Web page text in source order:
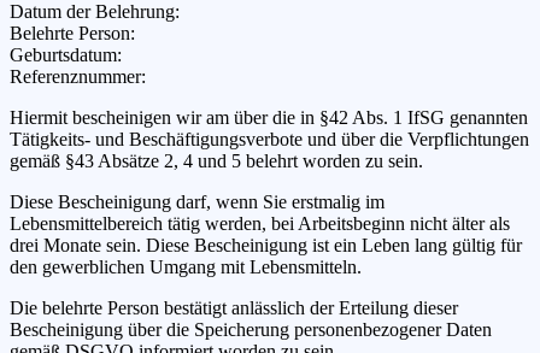
Datum der Belehrung:
Belehrte Person:
Geburtsdatum:
Referenznummer:
Hiermit bescheinigen wiram über die in §42 Abs. 1 IfSG genannten
Tätigkeits- und Beschäftigungsverbote und über die Verpflichtungen
gemäß §43 Absätze 2, 4 und 5 belehrt worden zu sein.
Diese Bescheinigung darf, wenn Sie erstmalig im
Lebensmittelbereich tätig werden, bei Arbeitsbeginn nicht älter als
drei Monate sein. Diese Bescheinigung ist ein Leben lang gültig für
den gewerblichen Umgang mit Lebensmitteln.
Die belehrte Person bestätigt anlässlich der Erteilung dieser
Bescheinigung über die Speicherung personenbezogener Daten